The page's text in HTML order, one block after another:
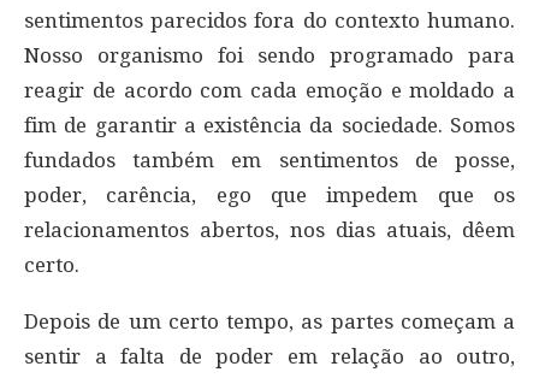
sentimentos parecidos fora do contexto humano.
Nosso organismo foi sendo programado para
reagir de acordo com cada emoção e moldado a
fim de garantir a existência da sociedade. Somos
fundados também em sentimentos de posse,
poder, carência, ego que impedem que os
relacionamentos abertos, nos dias atuais, dêem
certo.
Depois de um certo tempo, as partes começam a
sentir a falta de poder em relação ao outro,